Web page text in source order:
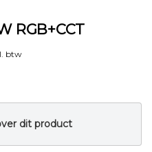
RGB+CCT
btw
dit product